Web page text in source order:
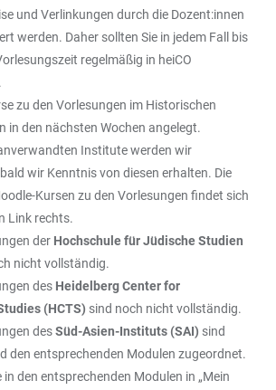
und Verlinkungen durch die Dozent:innen
werden. Daher sollten Sie in jedem Fall bis
regelmäßig in heiCO
zu den Vorlesungen im Historischen
in den nächsten Wochen angelegt.
Institute werden wir
wir Kenntnis von diesen erhalten. Die
Kursen zu den Vorlesungen findet sich
Link rechts.
der Hochschule für Jüdische Studien
nicht vollständig.
des Heidelberg Center for
(HCTS) sind noch nicht vollständig.
desSüd-Asien-Instituts (SAI) sind
den entsprechenden Modulen zugeordnet.
in den entsprechenden Modulen in „Mein